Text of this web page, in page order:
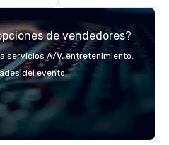
flame. The restaurant
displays, dry aged
in-house aging and a
ideal for all-day happy
Butchery, where
charcuterie as they
de vendedores?
servicios A/V, entretenimiento,
del evento.